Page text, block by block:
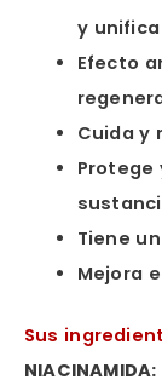
y
Efecto
Cuida y
Protege
Tiene
Mejora
Sus
NIACINAMIDA: